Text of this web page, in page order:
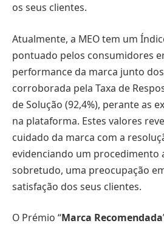
os seus clientes.
Atualmente, a MEO tem um
pontuado pelos consumidores
performance da marca junto
corroborada pela Taxa de
de Solução (92,4%), perante as
na plataforma. Estes valores
cuidado da marca com a
evidenciando um procedimento
sobretudo, uma preocupação
satisfação dos seus clientes.
O Prémio “Marca Recomendada